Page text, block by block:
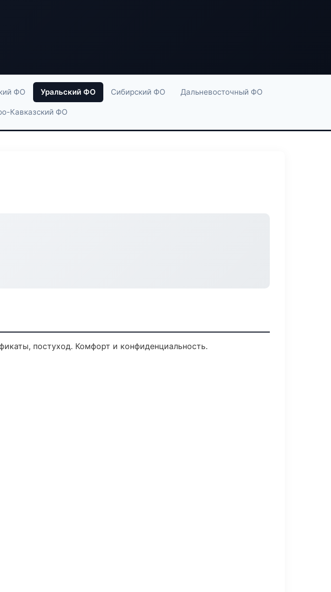
ФО Уральский ФО Сибирский ФО Дальневосточный ФО
Кавказский ФО
постуход. Комфорт и конфиденциальность.